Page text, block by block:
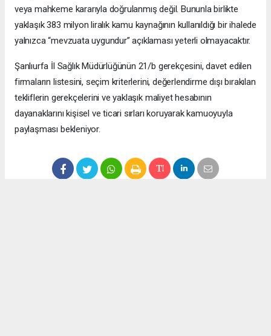
veya mahkeme kararıyla doğrulanmış değil. Bununla birlikte
yaklaşık 383 milyon liralık kamu kaynağının kullanıldığı bir ihalede
yalnızca “mevzuata uygundur” açıklaması yeterli olmayacaktır.
Şanlıurfa İl Sağlık Müdürlüğünün 21/b gerekçesini, davet edilen
firmaların listesini, seçim kriterlerini, değerlendirme dışı bırakılan
tekliflerin gerekçelerini ve yaklaşık maliyet hesabının
dayanaklarını kişisel ve ticari sırları koruyarak kamuoyuyla
paylaşması bekleniyor.